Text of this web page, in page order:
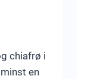
chiafrø i
en